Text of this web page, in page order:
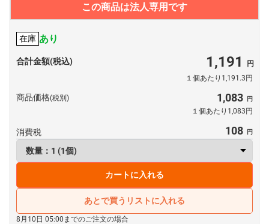
この商品は法人専用です
在庫 あり
合計金額(税込) 1,191
１個あたり1,191.3円
商品価格(税別) 1,083
１個あたり1,083円
消費税 108
カートに入れる
あとで買うリストに入れる
8月10日 05:00までのご注文の場合